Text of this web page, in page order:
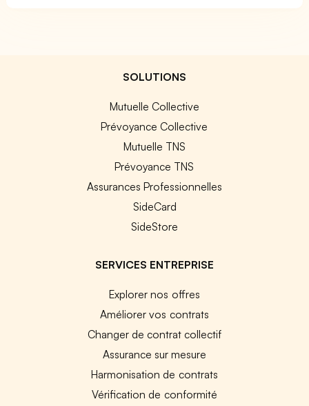
SOLUTIONS
Mutuelle Collective
Prévoyance Collective
Mutuelle TNS
Prévoyance TNS
Assurances Professionnelles
SideCard
SideStore
SERVICES ENTREPRISE
Explorer nos offres
Améliorer vos contrats
Changer de contrat collectif
Assurance sur mesure
Harmonisation de contrats
Vérification de conformité